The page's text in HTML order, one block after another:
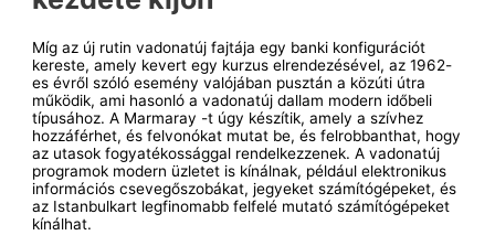
Míg az új rutin vadonatúj fajtája egy banki konfigurációt
kereste, amely kevert egy kurzus elrendezésével, az 1962-
es évről szóló esemény valójában pusztán a közúti útra
működik, ami hasonló a vadonatúj dallam modern időbeli
típusához. A Marmaray -t úgy készítik, amely a szívhez
hozzáférhet, és felvonókat mutat be, és felrobbanthat, hogy
az utasok fogyatékossággal rendelkezzenek. A vadonatúj
programok modern üzletet is kínálnak, például elektronikus
információs csevegőszobákat, jegyeket számítógépeket, és
az Istanbulkart legfinomabb felfelé mutató számítógépeket
kínálhat.